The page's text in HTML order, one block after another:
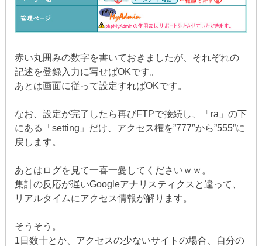
赤い丸囲みの数字を書いておきましたが、それぞれの
記述を登録入力に写せばOKです。
あとは画面に従って設定すればOKです。
なお、設定が完了したら再びFTPで接続し、「ra」の下
にある「setting」だけ、アクセス権を”777″から”555”に
戻します。
あとはログを見て一喜一憂してくださいｗｗ。
集計の反応が遅いGoogleアナリスティクスと違って、
リアルタイムにアクセス情報が解ります。
そうそう。
1日数十とか、アクセスの少ないサイトの場合、自分の